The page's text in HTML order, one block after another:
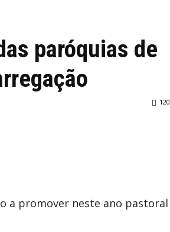
paróquias de
120
a promover neste ano pastoral